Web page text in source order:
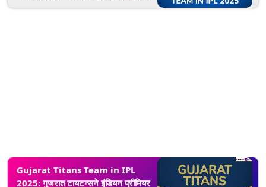
Gujarat Titans Team in IPL
2025: गुजरात टायटन्सने इंडियन प्रीमियर